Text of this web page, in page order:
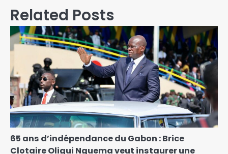
Related Posts
65 ans d’indépendance du Gabon : Brice
Clotaire Oligui Nguema veut instaurer une